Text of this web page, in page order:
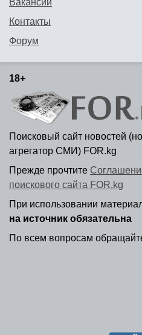
Вакансии
Контакты
Форум
18+
Поисковый сайт новостей
агрегатор СМИ) FOR.kg
Прежде прочтите
поискового сайта FOR.kg
При использовании
на источник обязательна
По всем вопросам